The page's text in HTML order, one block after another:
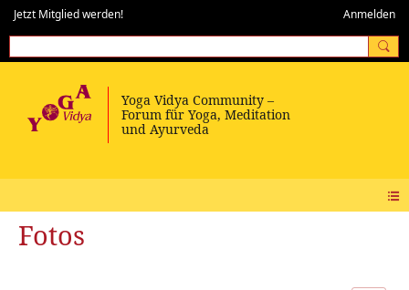
Jetzt Mitglied werden! Anmelden
Fotos